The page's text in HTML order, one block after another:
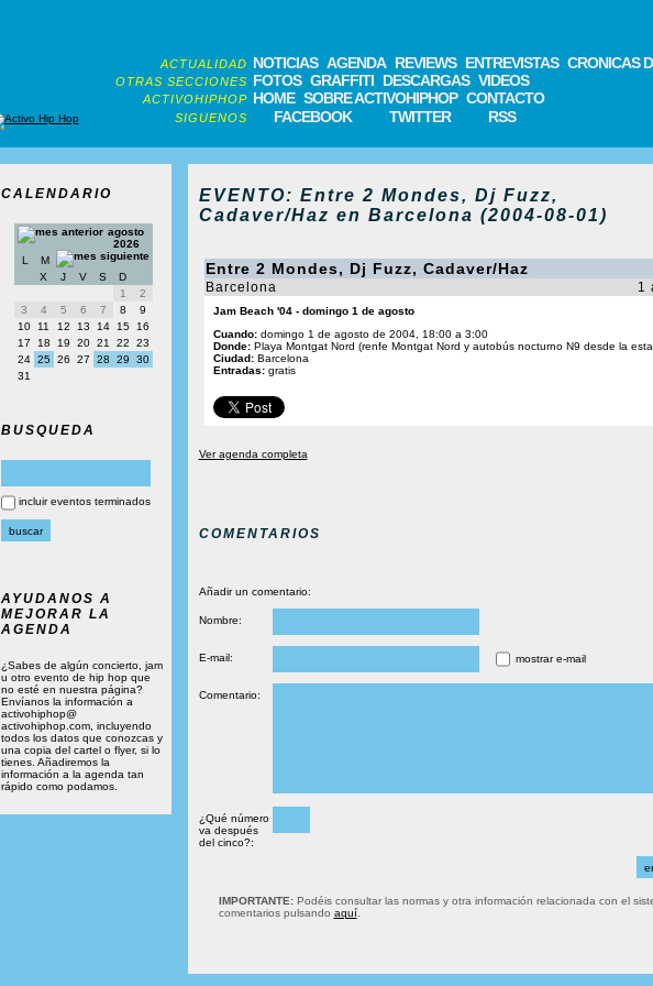
ACTUALIDAD NOTICIAS AGENDA REVIEWS ENTREVISTAS CRONICAS
OTRAS SECCIONES FOTOS GRAFFITI DESCARGAS VIDEOS
ACTIVOHIPHOP HOME SOBRE ACTIVOHIPHOP CONTACTO
SIGUENOS FACEBOOK TWITTER RSS
CALENDARIO
agosto
2026
L
M
X
J V S
D
1
2
3
4 5 6 7 8
9
10
11 12 13 14 15
16
17
18 19 20 21 22
23
24 25 26 27 28 29
30
31
BUSQUEDA
incluir eventos terminados
AYUDANOS A
MEJORAR LA
AGENDA
¿Sabes de algún concierto, jam
u otro evento de hip hop que
no esté en nuestra página?
Envíanos la información a
activohiphop@
activohiphop.com, incluyendo
todos los datos que conozcas y
una copia del cartel o flyer, si lo
tienes. Añadiremos la
información a la agenda tan
rápido como podamos.
EVENTO: Entre 2 Mondes, Dj Fuzz,
Cadaver/Haz en Barcelona (2004-08-01)
Entre 2 Mondes, Dj Fuzz, Cadaver/Haz
Barcelona 1
Jam Beach '04 - domingo 1 de agosto
Cuando:domingo 1 de agosto de 2004, 18:00 a 3:00
Donde:Playa Montgat Nord (renfe Montgat Nord y autobús nocturno N9 desde la
Ciudad:Barcelona
Entradas: gratis
Ver agenda completa
COMENTARIOS
Añadir un comentario:
Nombre:
E-mail: mostrar e-mail
Comentario:
¿Qué número
va después
del cinco?:
IMPORTANTE:Podéis consultar las normas y otra información relacionada con el
comentarios pulsando aquí.